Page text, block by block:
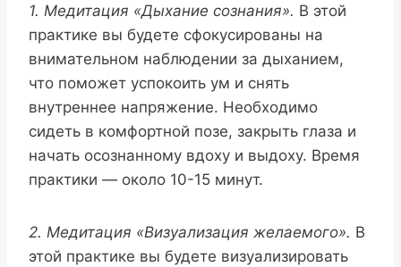
1. Медитация «Дыхание сознания». В этой
практике вы будете сфокусированы на
внимательном наблюдении за дыханием,
что поможет успокоить ум и снять
внутреннее напряжение. Необходимо
сидеть в комфортной позе, закрыть глаза и
начать осознанному вдоху и выдоху. Время
практики — около 10-15 минут.
2. Медитация «Визуализация желаемого». В
этой практике вы будете визуализировать